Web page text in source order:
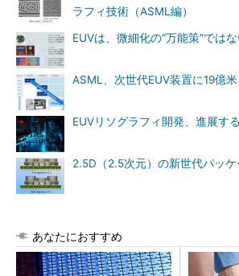
ラフィ技術（ASML編）
EUVは、微細化の“万能策”では
ASML、次世代EUV装置に19億
EUVリソグラフィ開発、進展す
2.5D（2.5次元）の新世代パッ
あなたにおすすめ